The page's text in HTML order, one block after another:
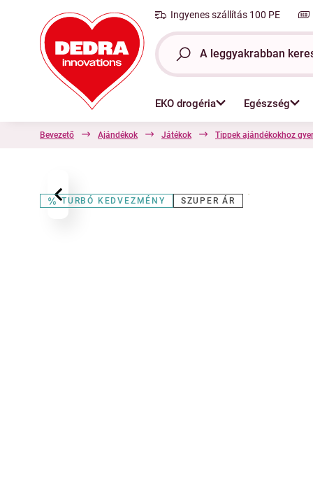
Ingyenes szállítás 100 PE
EKO drogéria Egészség
Bevezető Ajándékok Játékok Tippek ajándékokhoz
TURBÓ KEDVEZMÉNY SZUPER ÁR
‹